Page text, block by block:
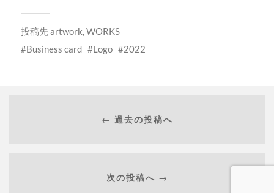
投稿先artwork,WORKS
Business card
Logo 2022
← 過去の投稿へ
次の投稿へ →